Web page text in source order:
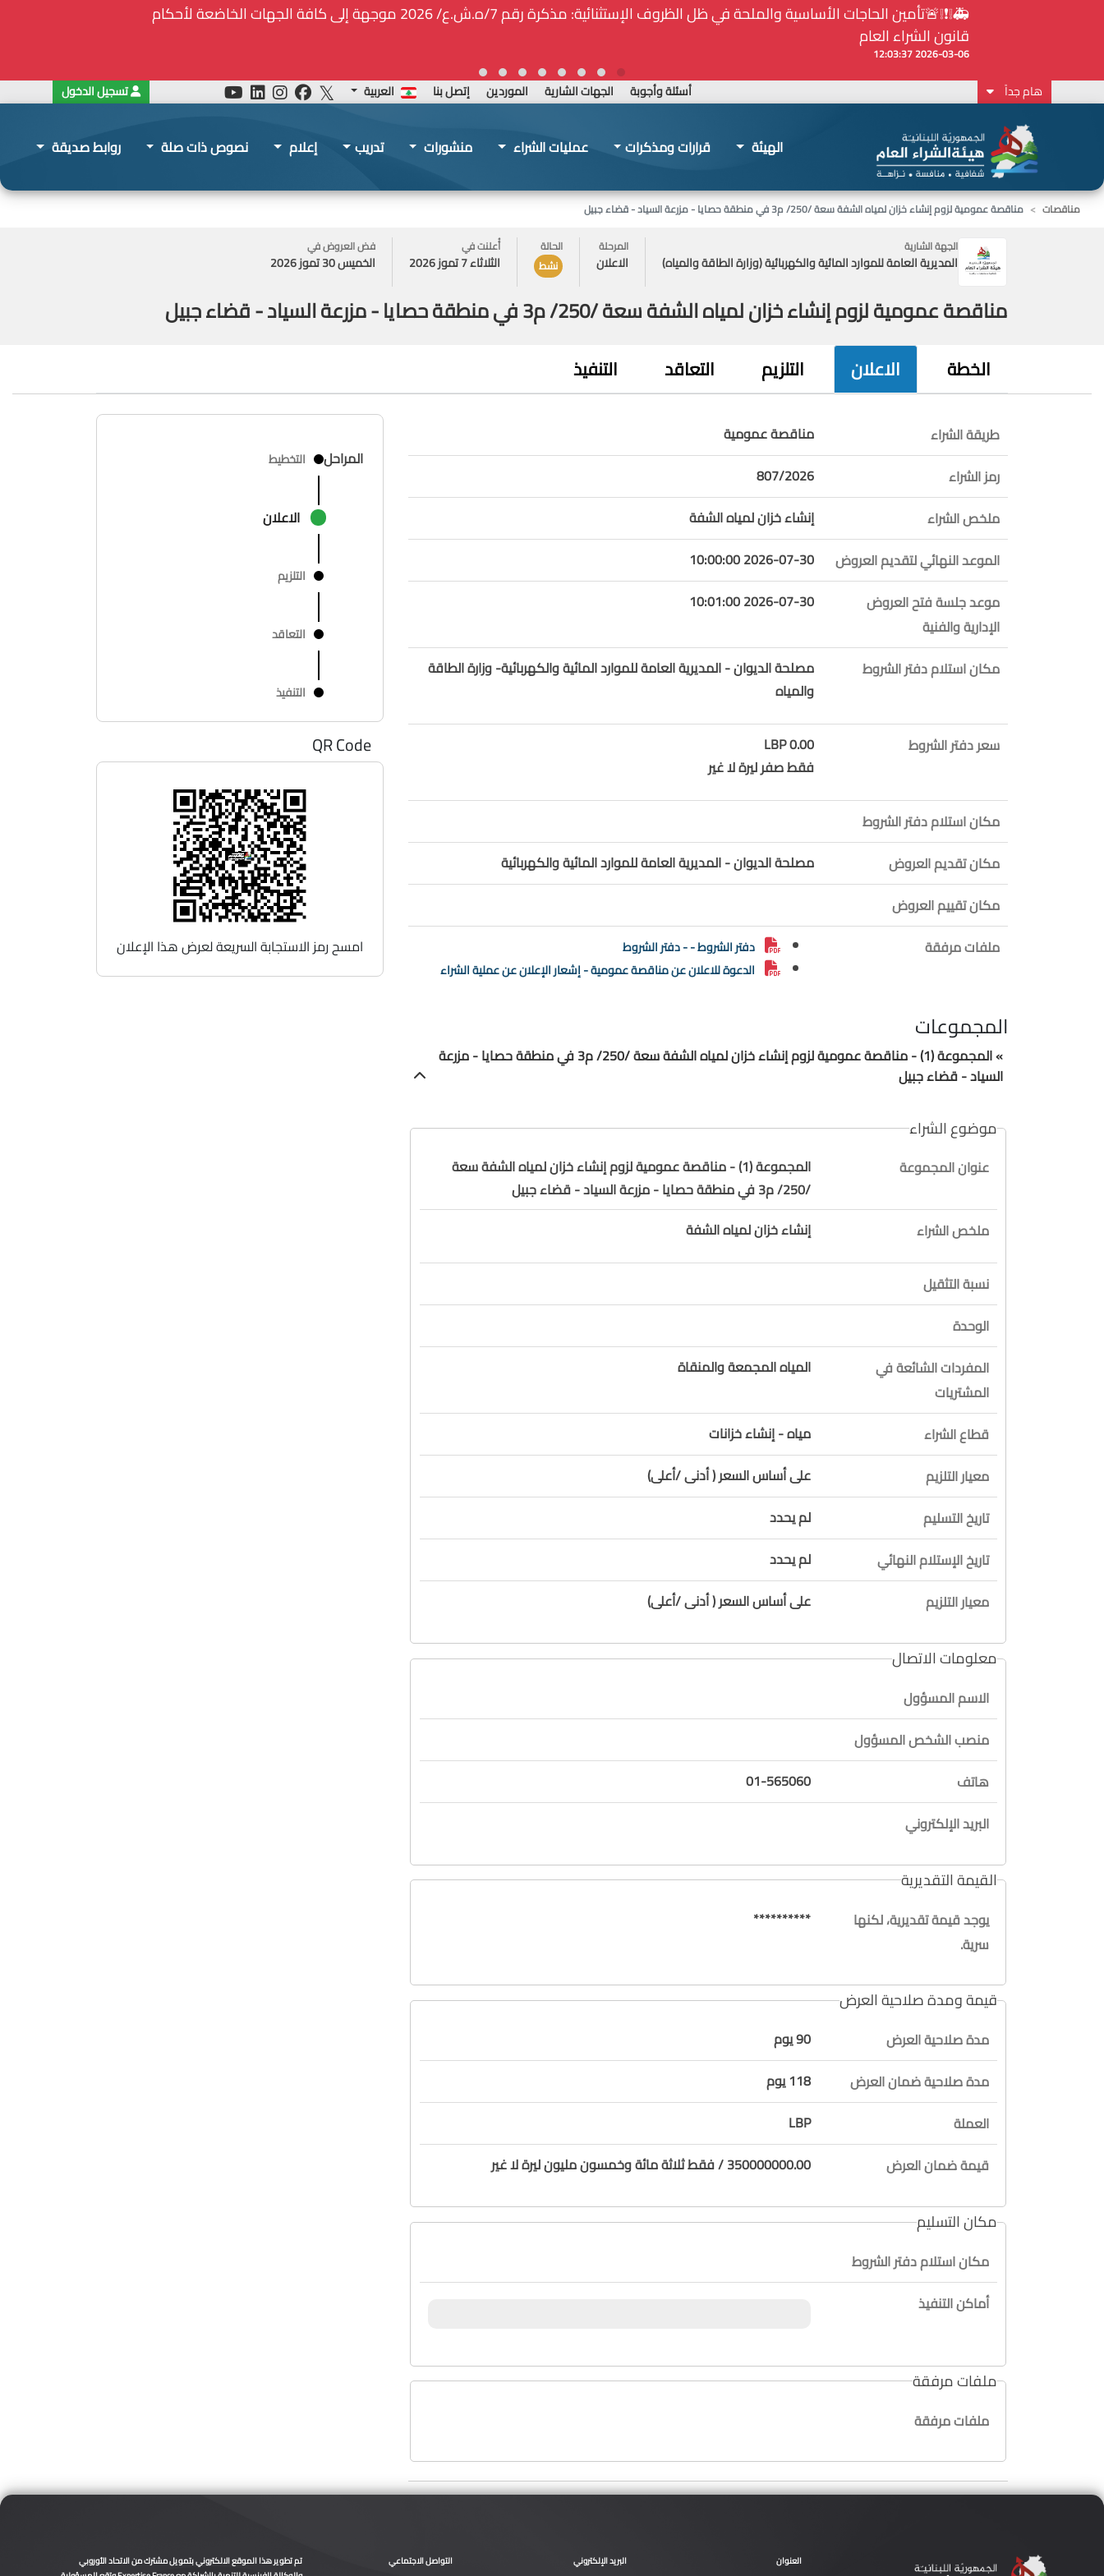
⚠️... ويكون النشر إلزامياً على المنصة الإلكترونيّة المركزيّة لدى هيئة الشراء العام... الخ. (المادة 109 : الشفافية)
2026-02-24 13:48:11
هام جداً أسئلة وأجوبة الجهات الشارية الموردين إتصل بنا العربية تسجيل الدخول
الهيئة قرارات ومذكرات عمليات الشراء منشورات تدريب إعلام نصوص ذات صلة روابط صديقة
مناقصات
مناقصة عمومية لزوم إنشاء خزان لمياه الشفة سعة /250/ م3 في منطقة حصايا - مزرعة السياد - قضاء جبيل
الجهة الشارية
المديرية العامة للموارد المائية والكهربائية (وزارة الطاقة والمياه)
المرحلة
الاعلان
الحالة
نشط
أُعلنت في
الثلاثاء 7 تموز 2026
فض العروض في
الخميس 30 تموز 2026
مناقصة عمومية لزوم إنشاء خزان لمياه الشفة سعة /250/ م3 في منطقة حصايا - مزرعة السياد - قضاء جبيل
الخطة الاعلان التلزيم التعاقد التنفيذ
طريقة الشراء
مناقصة عمومية
رمز الشراء
807/2026
ملخص الشراء
إنشاء خزان لمياه الشفة
الموعد النهائي لتقديم العروض
2026-07-30 10:00:00
موعد جلسة فتح العروض
الإدارية والفنية
2026-07-30 10:01:00
مكان استلام دفتر الشروط
مصلحة الديوان - المديرية العامة للموارد المائية والكهربائية- وزارة الطاقة
والمياه
سعر دفتر الشروط
0.00 LBP
فقط صفر ليرة لا غير
مكان استلام دفتر الشروط
مكان تقديم العروض
مصلحة الديوان - المديرية العامة للموارد المائية والكهربائية
مكان تقييم العروض
ملفات مرفقة
دفتر الشروط - - دفتر الشروط
الدعوة للاعلان عن مناقصة عمومية - إشعار الإعلان عن عملية الشراء
المجموعات
» المجموعة (1) - مناقصة عمومية لزوم إنشاء خزان لمياه الشفة سعة /250/ م3 في منطقة حصايا - مزرعة
السياد - قضاء جبيل
موضوع الشراء
عنوان المجموعة
المجموعة (1) - مناقصة عمومية لزوم إنشاء خزان لمياه الشفة سعة
/250/ م3 في منطقة حصايا - مزرعة السياد - قضاء جبيل
ملخص الشراء
إنشاء خزان لمياه الشفة
نسبة التثقيل
الوحدة
المفردات الشائعة في
المشتريات
المياه المجمعة والمنقاة
قطاع الشراء
مياه - إنشاء خزانات
معيار التلزيم
على أساس السعر ( أدنى /أعلى)
تاريخ التسليم
لم يحدد
تاريخ الإستلام النهائي
لم يحدد
معيار التلزيم
على أساس السعر ( أدنى /أعلى)
معلومات الاتصال
الاسم المسؤول
منصب الشخص المسؤول
هاتف
01-565060
البريد الإلكتروني
القيمة التقديرية
يوجد قيمة تقديرية، لكنها
سرية.
**********
قيمة ومدة صلاحية العرض
مدة صلاحية العرض
90 يوم
مدة صلاحية ضمان العرض
118 يوم
العملة
LBP
قيمة ضمان العرض
350000000.00 / فقط ثلاثة مائة وخمسون مليون ليرة لا غير
مكان التسليم
مكان استلام دفتر الشروط
أماكن التنفيذ
ملفات مرفقة
ملفات مرفقة
المراحل التخطيط
الاعلان
التلزيم
التعاقد
التنفيذ
QR Code
امسح رمز الاستجابة السريعة لعرض هذا الإعلان
العنوان البريد الإلكتروني التواصل الاجتماعي
تم تطوير هذا الموقع الالكتروني بتمويل مشترك من الاتحاد الأوروبي